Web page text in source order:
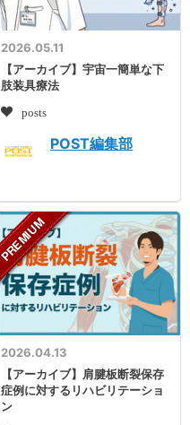
2026.05.11
【アーカイブ】宇宙一簡単な下
肢装具療法
posts
POST編集部
2026.04.13
【アーカイブ】肩腱板断裂保存
症例に対するリハビリテーショ
ン